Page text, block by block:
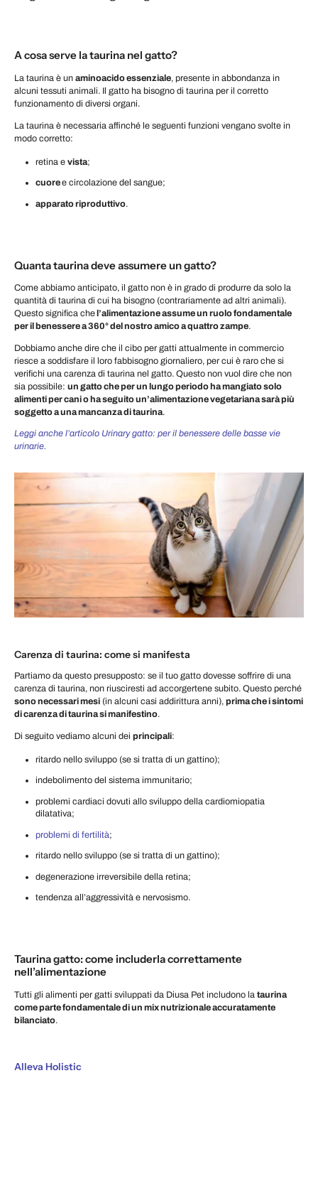
A cosa serve la taurina nel gatto?
La taurina è un aminoacido essenziale, presente in abbondanza in
alcuni tessuti animali. Il gatto ha bisogno di taurina per il corretto
funzionamento di diversi organi.
La taurina è necessaria affinché le seguenti funzioni vengano svolte in
modo corretto:
retina e vista;
cuoree circolazione del sangue;
apparato riproduttivo.
Quanta taurina deve assumere un gatto?
Come abbiamo anticipato, il gatto non è in grado di produrre da solo la
quantità di taurina di cui ha bisogno (contrariamente ad altri animali).
Questo significa che l’alimentazione assume un ruolo fondamentale
per il benessere a 360° del nostro amico a quattro zampe.
Dobbiamo anche dire che il cibo per gatti attualmente in commercio
riesce a soddisfare il loro fabbisogno giornaliero, per cui è raro che si
verifichi una carenza di taurina nel gatto. Questo non vuol dire che non
sia possibile: un gatto che per un lungo periodo ha mangiato solo
alimenti per cani o ha seguito un’alimentazione vegetariana sarà più
soggetto a una mancanza di taurina.
Leggi anche l’articolo Urinary gatto: per il benessere delle basse vie
urinarie.
Carenza di taurina: come si manifesta
Partiamo da questo presupposto: se il tuo gatto dovesse soffrire di una
carenza di taurina, non riusciresti ad accorgertene subito. Questo perché
sono necessari mesi (in alcuni casi addirittura anni), prima che i sintomi
di carenza di taurina si manifestino.
Di seguito vediamo alcuni dei principali:
ritardo nello sviluppo (se si tratta di un gattino);
indebolimento del sistema immunitario;
problemi cardiaci dovuti allo sviluppo della cardiomiopatia
dilatativa;
problemi di fertilità;
ritardo nello sviluppo (se si tratta di un gattino);
degenerazione irreversibile della retina;
tendenza all’aggressività e nervosismo.
Taurina gatto: come includerla correttamente
nell’alimentazione
Tutti gli alimenti per gatti sviluppati da Diusa Pet includono la taurina
come parte fondamentale di un mix nutrizionale accuratamente
bilanciato.
Alleva Holistic